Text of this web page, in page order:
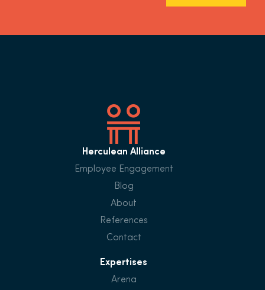
Herculean Alliance
Employee Engagement
Blog
About
References
Contact
Expertises
Arena